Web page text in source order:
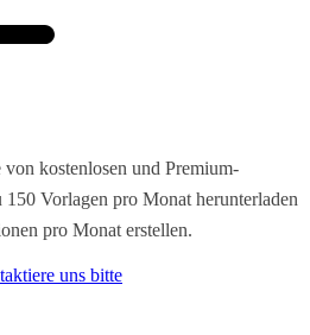
von kostenlosen und Premium-
150 Vorlagen pro Monat herunterladen
pro Monat erstellen.
uns bitte